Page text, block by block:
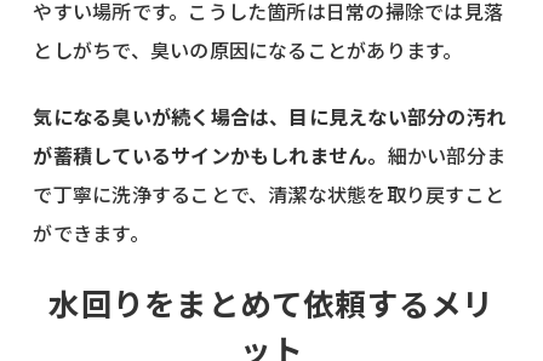
やすい場所です。こうした箇所は日常の掃除では見落
としがちで、臭いの原因になることがあります。
気になる臭いが続く場合は、目に見えない部分の汚れ
が蓄積しているサインかもしれません。 細かい部分ま
で丁寧に洗浄することで、清潔な状態を取り戻すこと
ができます。
水回りをまとめて依頼するメリ
ット